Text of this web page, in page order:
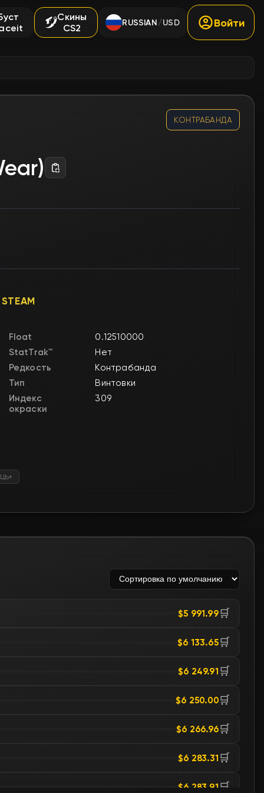
Скины
CS2
RUSSIAN/USD Войти
КОНТРАБАНДА
Float
0.12510000
StatTrak™
Нет
Редкость
Контрабанда
Тип
Винтовки
Индекс
окраски
309
$5 991.99🛒
$6 133.65🛒
$6 249.91 🛒
$6 250.00🛒
$6 266.96🛒
$6 283.31 🛒
$6 283.91 🛒